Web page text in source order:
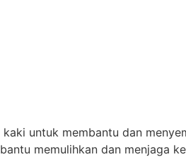
untuk membantu dan
memulihkan dan menjaga